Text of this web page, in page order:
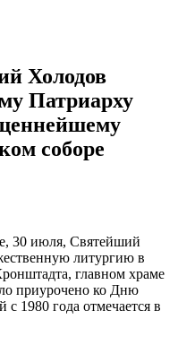
Холодов
Патриарху
соборе
30 июля, Святейший
литургию в
главном храме
приурочено ко Дню
1980 года отмечается в